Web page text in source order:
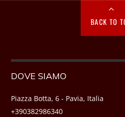
BACK TO
DOVE SIAMO
Piazza Botta, 6 - Pavia, Italia
+390382986340